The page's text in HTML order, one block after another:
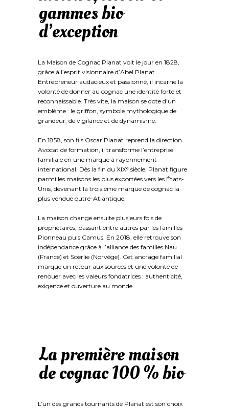
gammes bio
d’exception
La Maison de Cognac Planat voit le jour en 1828,
grâce à l’esprit visionnaire d’Abel Planat.
Entrepreneur audacieux et passionné, il incarne la
volonté de donner au cognac une identité forte et
reconnaissable. Très vite, la maison se dote d’un
emblème : le griffon, symbole mythologique de
grandeur, de vigilance et de dynamisme.
En 1858, son fils Oscar Planat reprend la direction.
Avocat de formation, il transforme l’entreprise
familiale en une marque à rayonnement
international. Dès la fin du XIXᵉ siècle, Planat figure
parmi les maisons les plus exportées vers les États-
Unis, devenant la troisième marque de cognac la
plus vendue outre-Atlantique.
La maison change ensuite plusieurs fois de
propriétaires, passant entre autres par les familles
Pionneau puis Camus. En 2018, elle retrouve son
indépendance grâce à l’alliance des familles Nau
(France) et Soerlie (Norvège). Cet ancrage familial
marque un retour aux sources et une volonté de
renouer avec les valeurs fondatrices : authenticité,
exigence et ouverture au monde.
La première maison
de cognac 100 % bio
L’un des grands tournants de Planat est son choix